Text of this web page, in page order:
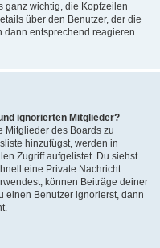
ganz wichtig, die Kopfzeilen
über den Benutzer, der die
dann entsprechend reagieren.
ignorierten Mitglieder?
Mitglieder des Boards zu
hinzufügst, werden in
Zugriff aufgelistet. Du siehst
eine Private Nachricht
können Beiträge deiner
einen Benutzer ignorierst, dann